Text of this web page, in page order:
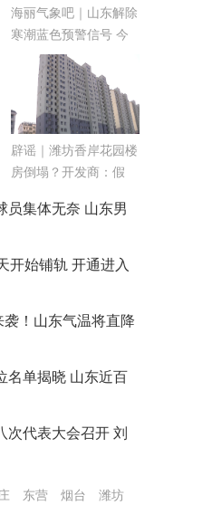
海丽气象吧｜山东解除
寒潮蓝色预警信号 今
天白天气温回升
辟谣｜潍坊香岸花园楼
房倒塌？开发商：假
任
员集体无奈 山东男
开始铺轨 开通进入
！山东气温将直降
名单揭晓 山东近百
次代表大会召开 刘
东营 烟台
潍坊